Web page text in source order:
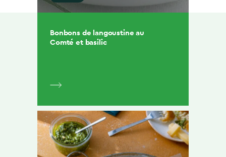
Bonbons de langoustine au
Comté et basilic